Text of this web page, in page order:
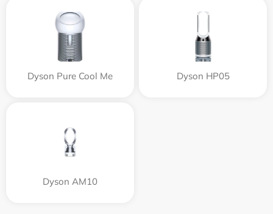
Dyson Pure Cool Me Dyson HP05
Dyson AM10